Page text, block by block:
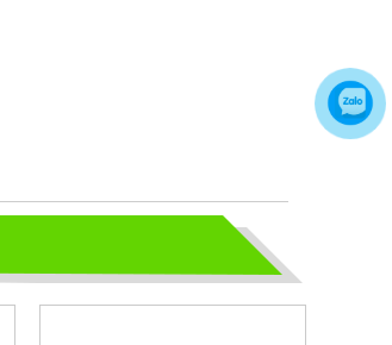
TỦ ĐỰNG HÓA CHẤT CÓ LỌC HẤP